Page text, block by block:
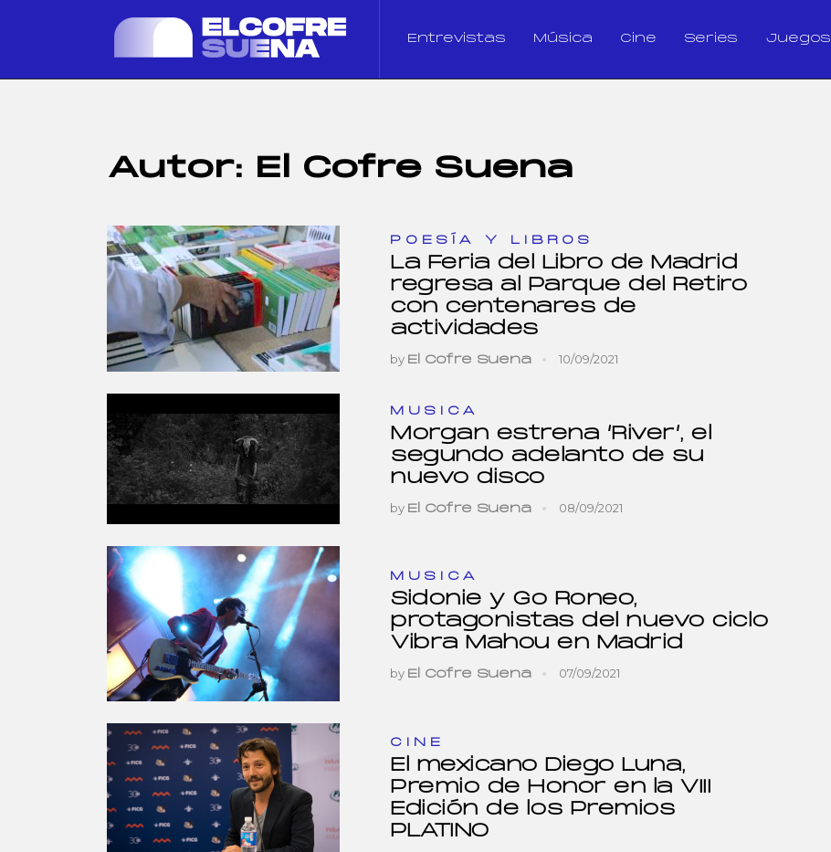
Entrevistas Música Cine Series Juegos
Autor: El Cofre Suena
POESÍA Y LIBROS
La Feria del Libro de Madrid
regresa al Parque del Retiro
con centenares de
actividades
by El Cofre Suena 10/09/2021
MUSICA
Morgan estrena ‘River’, el
segundo adelanto de su
nuevo disco
by El Cofre Suena 08/09/2021
MUSICA
Sidonie y Go Roneo,
protagonistas del nuevo ciclo
Vibra Mahou en Madrid
by El Cofre Suena 07/09/2021
CINE
El mexicano Diego Luna,
Premio de Honor en la VIII
Edición de los Premios
PLATINO